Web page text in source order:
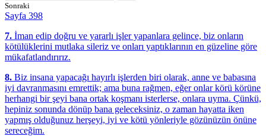
Sonraki
Sayfa 398
7. İman edip doğru ve yararlı işler yapanlara gelince, biz onların
kötülüklerini mutlaka sileriz ve onları yaptıklarının en güzeline göre
mükafatlandırırız.
8. Biz insana yapacağı hayırlı işlerden biri olarak, anne ve babasına
iyi davranmasını emrettik; ama buna rağmen, eğer onlar körü körüne
herhangi bir şeyi bana ortak koşmanı isterlerse, onlara uyma. Çünkü,
hepiniz sonunda dönüp bana geleceksiniz, o zaman hayatta iken
yapmış olduğunuz herşeyi, iyi ve kötü yönleriyle gözünüzün önüne
sereceğim.